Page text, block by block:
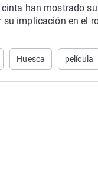
han mostrado su
su implicación en el
Huesca película